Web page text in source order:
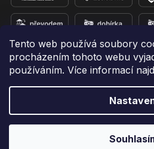
Tento web používá soubory
procházením tohoto webu
používáním. Více informací
Přidejte se k
Vytvořil
e-shop